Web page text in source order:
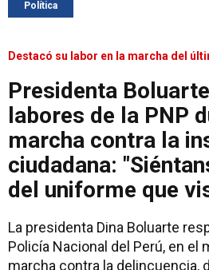
Política
Destacó su labor en la marcha del
Presidenta
labores de la PNP
marcha contra la
ciudadana:
del uniforme que
La presidenta Dina Boluarte
Policía Nacional del Perú, en el
marcha contra la delincuencia,